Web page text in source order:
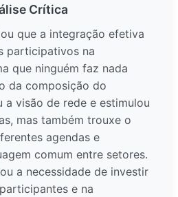
Crítica
que a integração efetiva
participativos na
que ninguém faz nada
da composição do
visão de rede e estimulou
mas também trouxe o
agendas e
comum entre setores.
a necessidade de investir
e na